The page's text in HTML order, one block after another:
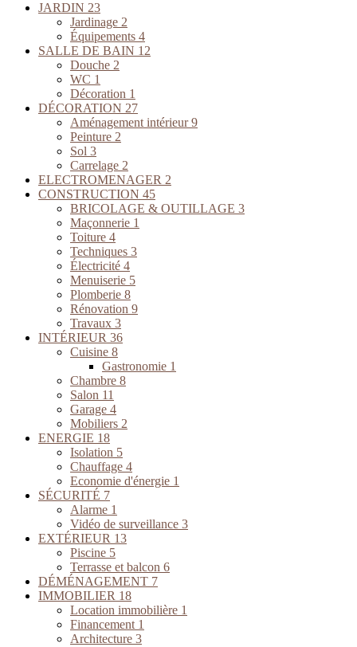
JARDIN 23
Jardinage 2
Équipements 4
SALLE DE BAIN 12
Douche 2
WC 1
Décoration 1
DÉCORATION 27
Aménagement intérieur9
Peinture 2
Sol 3
Carrelage 2
ELECTROMENAGER 2
CONSTRUCTION 45
BRICOLAGE & OUTILLAGE 3
Maçonnerie 1
Toiture 4
Techniques 3
Électricité 4
Menuiserie 5
Plomberie 8
Rénovation 9
Travaux 3
INTÉRIEUR 36
Cuisine 8
Gastronomie 1
Chambre 8
Salon 11
Garage 4
Mobiliers 2
ENERGIE 18
Isolation 5
Chauffage 4
Economie d'énergie 1
SÉCURITÉ 7
Alarme 1
Vidéo de surveillance 3
EXTÉRIEUR 13
Piscine 5
Terrasse et balcon 6
DÉMÉNAGEMENT 7
IMMOBILIER 18
Location immobilière 1
Financement 1
Architecture 3